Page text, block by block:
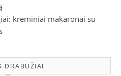
kreminiai makaronai su
DRABUŽIAI